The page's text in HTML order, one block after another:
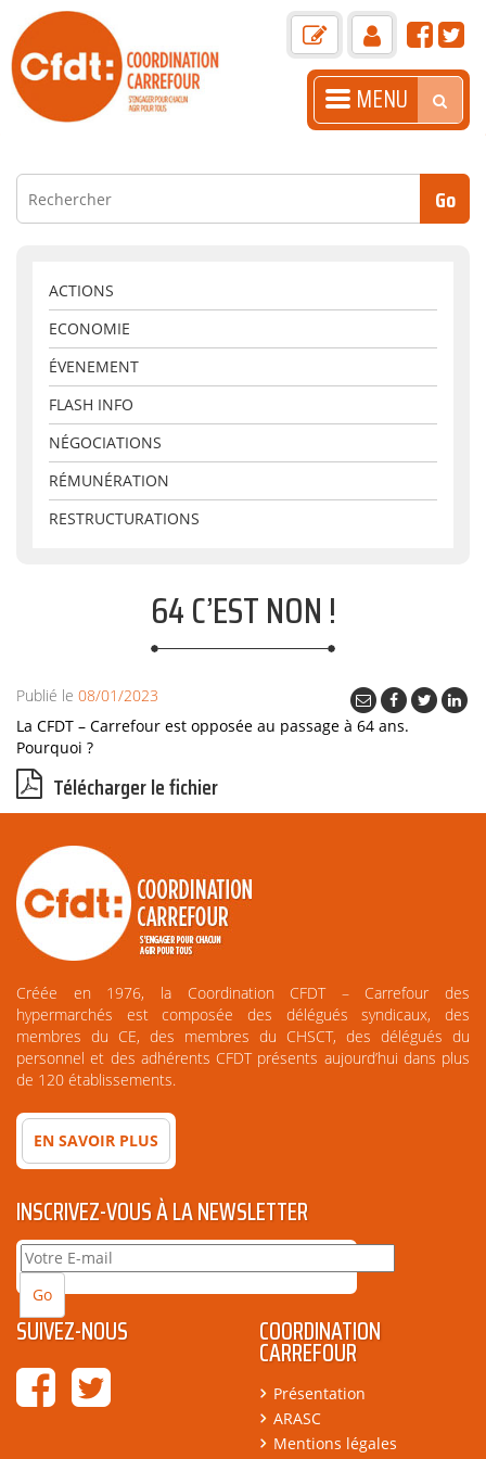
MENU
PRÉSENTATION
LA GAZETTE
BOITE À OUTILS
LIENS+
ARASC
CONTACT
ACTIONS
ECONOMIE
ÉVENEMENT
FLASH INFO
NÉGOCIATIONS
RÉMUNÉRATION
RESTRUCTURATIONS
64 C’EST NON !
Publié le 08/01/2023
La CFDT – Carrefour est opposée au passage à 64 ans.
Pourquoi ?
Télécharger le fichier
Créée en 1976, la Coordination CFDT – Carrefour des
hypermarchés est composée des délégués syndicaux, des
membres du CE, des membres du CHSCT, des délégués du
personnel et des adhérents CFDT présents aujourd’hui dans plus
de 120 établissements.
EN SAVOIR PLUS
INSCRIVEZ-VOUS À LA NEWSLETTER
SUIVEZ-NOUS COORDINATION
CARREFOUR
Présentation
ARASC
Mentions légales